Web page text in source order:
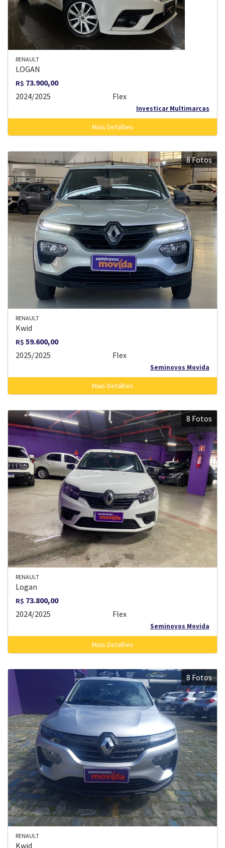
RENAULT
LOGAN
R$ 73.900,00
2024/2025
Flex
Investicar Multimarcas
Mais Detalhes
8 Fotos
RENAULT
Kwid
R$ 59.600,00
2025/2025
Flex
Seminovos Movida
Mais Detalhes
8 Fotos
RENAULT
Logan
R$ 73.800,00
2024/2025
Flex
Seminovos Movida
Mais Detalhes
8 Fotos
RENAULT
Kwid